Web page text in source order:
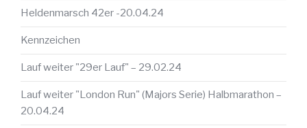
Heldenmarsch 42er -20.04.24
Kennzeichen
Lauf weiter "29er Lauf" – 29.02.24
Lauf weiter "London Run" (Majors Serie) Halbmarathon –
20.04.24